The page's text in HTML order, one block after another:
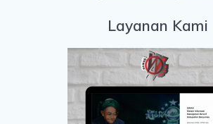
Layanan Kami